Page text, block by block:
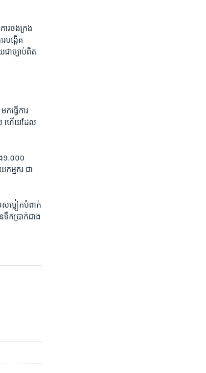
រ​ចងក្រង​
ង្កើត​
ជា​ច្បាប់​ពិត​
ធ្វើ​ការ​
ស់​ ហើយ​ដែល​
១.០០០​
ម្មករ​ ជា​
សម្លៀកបំពាក់​
កប្រាក់​ជាង​